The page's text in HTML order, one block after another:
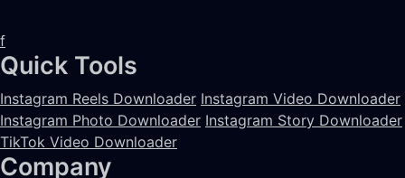
f
Quick Tools
Instagram Reels Downloader Instagram Video Downloader
Instagram Photo Downloader Instagram Story Downloader
TikTok Video Downloader
Company